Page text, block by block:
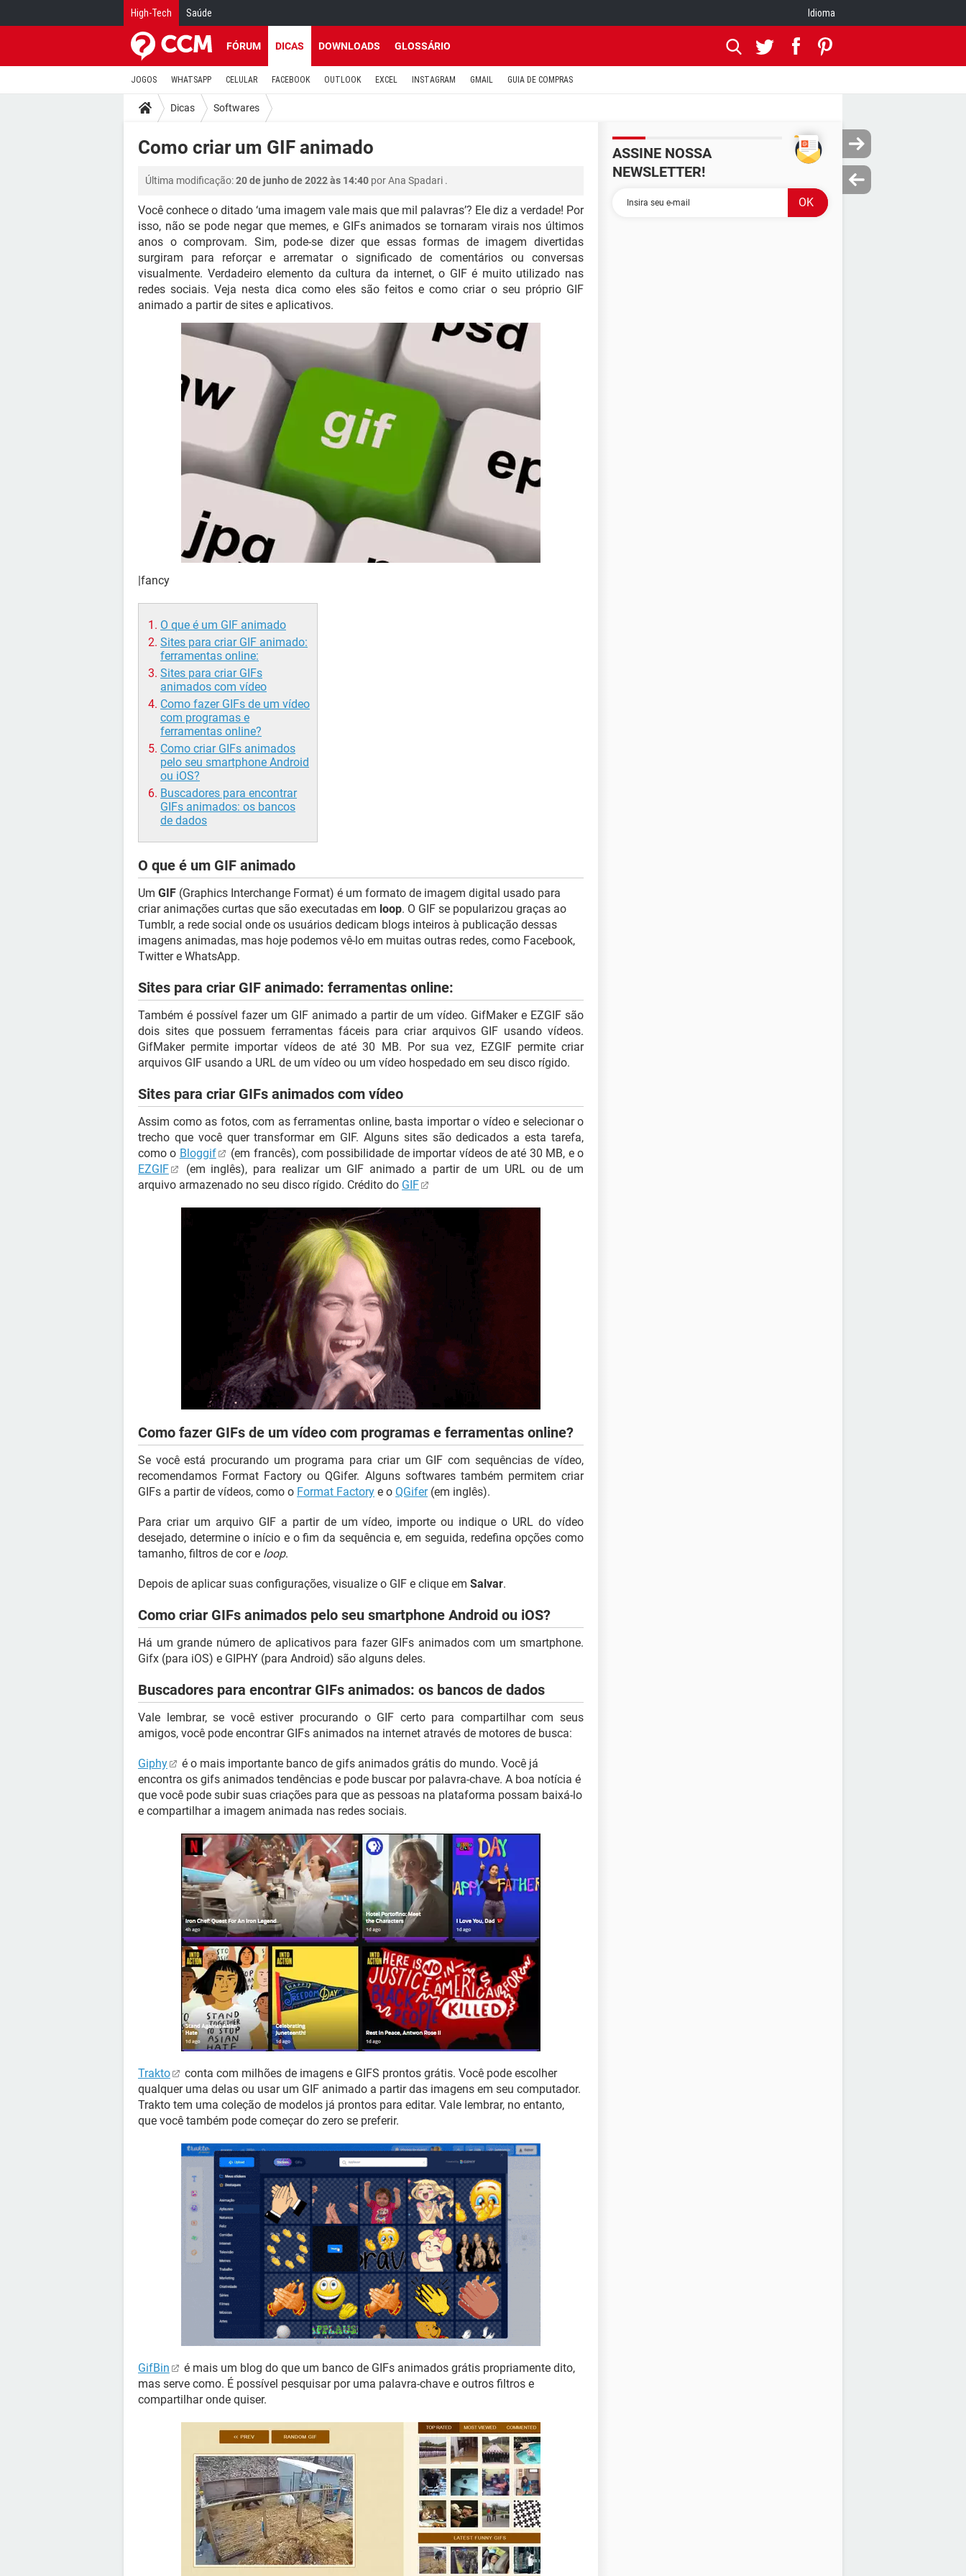
High-Tech Saúde Idioma
FÓRUM DICAS DOWNLOADS GLOSSÁRIO
JOGOS WHATSAPP CELULAR FACEBOOK OUTLOOK EXCEL INSTAGRAM GMAIL GUIA DE COMPRAS
Dicas Softwares
Como criar um GIF animado
Última modificação:20 de junho de 2022 às 14:40 porAna Spadari .
Você conhece o ditado ‘uma imagem vale mais que mil palavras’? Ele diz a verdade! Por
isso, não se pode negar que memes, e GIFs animados se tornaram virais nos últimos
anos o comprovam. Sim, pode-se dizer que essas formas de imagem divertidas
surgiram para reforçar e arrematar o significado de comentários ou conversas
visualmente. Verdadeiro elemento da cultura da internet, o GIF é muito utilizado nas
redes sociais. Veja nesta dica como eles são feitos e como criar o seu próprio GIF
animado a partir de sites e aplicativos.
|fancy
O que é um GIF animado
Sites para criar GIF animado:
ferramentas online:
Sites para criar GIFs
animados com vídeo
Como fazer GIFs de um vídeo
com programas e
ferramentas online?
Como criar GIFs animados
pelo seu smartphone Android
ou iOS?
Buscadores para encontrar
GIFs animados: os bancos
de dados
O que é um GIF animado
Um GIF (Graphics Interchange Format) é um formato de imagem digital usado para
criar animações curtas que são executadas em loop. O GIF se popularizou graças ao
Tumblr, a rede social onde os usuários dedicam blogs inteiros à publicação dessas
imagens animadas, mas hoje podemos vê-lo em muitas outras redes, como Facebook,
Twitter e WhatsApp.
Sites para criar GIF animado: ferramentas online:
Também é possível fazer um GIF animado a partir de um vídeo. GifMaker e EZGIF são
dois sites que possuem ferramentas fáceis para criar arquivos GIF usando vídeos.
GifMaker permite importar vídeos de até 30 MB. Por sua vez, EZGIF permite criar
arquivos GIF usando a URL de um vídeo ou um vídeo hospedado em seu disco rígido.
Sites para criar GIFs animados com vídeo
Assim como as fotos, com as ferramentas online, basta importar o vídeo e selecionar o
trecho que você quer transformar em GIF. Alguns sites são dedicados a esta tarefa,
como o Bloggif
(em francês), com possibilidade de importar vídeos de até 30 MB, e o
EZGIF
(em inglês), para realizar um GIF animado a partir de um URL ou de um
arquivo armazenado no seu disco rígido. Crédito do GIF
Como fazer GIFs de um vídeo com programas e ferramentas online?
Se você está procurando um programa para criar um GIF com sequências de vídeo,
recomendamos Format Factory ou QGifer. Alguns softwares também permitem criar
GIFs a partir de vídeos, como o Format Factory e o QGifer(em inglês).
Para criar um arquivo GIF a partir de um vídeo, importe ou indique o URL do vídeo
desejado, determine o início e o fim da sequência e, em seguida, redefina opções como
tamanho, filtros de cor e loop.
Depois de aplicar suas configurações, visualize o GIF e clique em Salvar.
Como criar GIFs animados pelo seu smartphone Android ou iOS?
Há um grande número de aplicativos para fazer GIFs animados com um smartphone.
Gifx (para iOS) e GIPHY (para Android) são alguns deles.
Buscadores para encontrar GIFs animados: os bancos de dados
Vale lembrar, se você estiver procurando o GIF certo para compartilhar com seus
amigos, você pode encontrar GIFs animados na internet através de motores de busca:
Giphy
é o mais importante banco de gifs animados grátis do mundo. Você já
encontra os gifs animados tendências e pode buscar por palavra-chave. A boa notícia é
que você pode subir suas criações para que as pessoas na plataforma possam baixá-lo
e compartilhar a imagem animada nas redes sociais.
Trakto
conta com milhões de imagens e GIFS prontos grátis. Você pode escolher
qualquer uma delas ou usar um GIF animado a partir das imagens em seu computador.
Trakto tem uma coleção de modelos já prontos para editar. Vale lembrar, no entanto,
que você também pode começar do zero se preferir.
GifBin
é mais um blog do que um banco de GIFs animados grátis propriamente dito,
mas serve como. É possível pesquisar por uma palavra-chave e outros filtros e
compartilhar onde quiser.
ASSINE NOSSA
NEWSLETTER!